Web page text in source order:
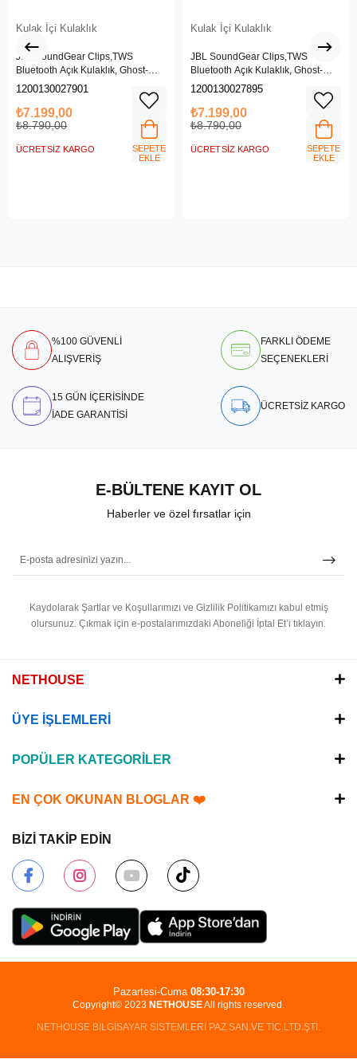
Kulak İçi Kulaklık
JBL SoundGear Clips,TWS
Bluetooth Açık Kulaklık, Ghost-
Beyaz
1200130027901
₺7.199,00
₺8.790,00
ÜCRETSIZ KARGO
SEPETE
EKLE
Kulak İçi Kulaklık
JBL SoundGear Clips,TWS
Bluetooth Açık Kulaklık, Ghost-
Siyah
1200130027895
₺7.199,00
₺8.790,00
ÜCRETSIZ KARGO
SEPETE
EKLE
%100 GÜVENLİ
ALIŞVERİŞ
FARKLI ÖDEME
SEÇENEKLERİ
15 GÜN İÇERİSİNDE
İADE GARANTİSİ
ÜCRETSİZ KARGO
E-BÜLTENE KAYIT OL
Haberler ve özel fırsatlar için
Kaydolarak Şartlar ve Koşullarımızı ve Gizlilik Politikamızı kabul etmiş
olursunuz. Çıkmak için e-postalarımızdaki Aboneliği İptal Et’i tıklayın.
NETHOUSE
ÜYE İŞLEMLERİ
POPÜLER KATEGORİLER
EN ÇOK OKUNAN BLOGLAR ❤️
BİZİ TAKİP EDİN
Copyright© 2023 NETHOUSEAll rights reserved.
NETHOUSE BİLGİSAYAR SİSTEMLERİ PAZ.SAN.VE TİC.LTD.ŞTİ.
Pazartesi-Cuma 08:30-17:30